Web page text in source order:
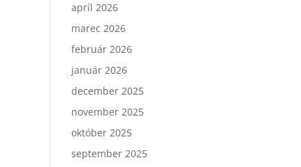
apríl 2026
marec 2026
február 2026
január 2026
december 2025
november 2025
október 2025
september 2025